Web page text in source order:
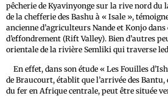
pêcherie de Kyavinyonge sur la rive nord du
de la chefferie des Bashu à « Isale »,
ancienne d’agriculteurs Nande et Konjo
d’effondrement (Rift Valley). Bien d’autres
orientale de la rivière Semliki qui traverse
En effet, dans son étude « Les Fouilles
de Braucourt, établit que l’arrivée des
du fer en Afrique centrale, peut être située